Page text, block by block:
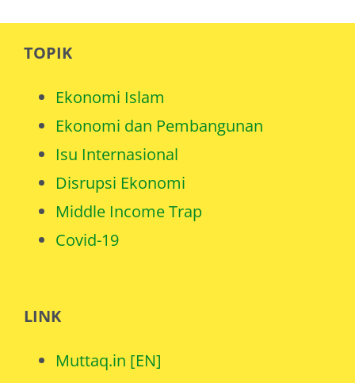
TOPIK
Ekonomi Islam
Ekonomi dan Pembangunan
Isu Internasional
Disrupsi Ekonomi
Middle Income Trap
Covid-19
LINK
Muttaq.in [EN]